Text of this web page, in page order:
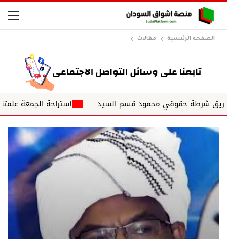
الصفحة الرئيسية مقالات
حقوقي محمود قسم السيد استراحة الجمعة علمتني